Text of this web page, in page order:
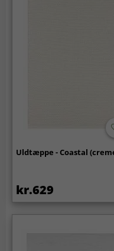
Uldtæppe - Coastal
kr.629